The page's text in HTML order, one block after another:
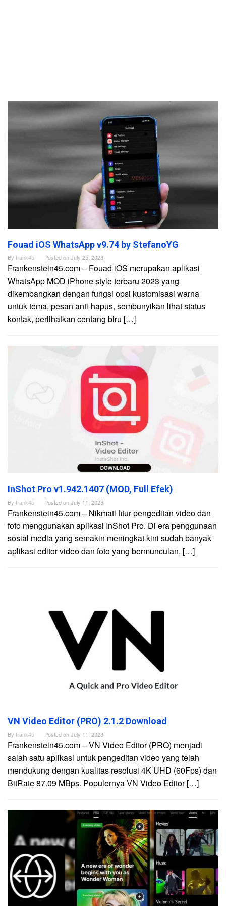
Frankenstein45.Com
Fouad iOS WhatsApp v9.74 by StefanoYG
By frank45 Posted onJuly 25, 2023
Frankenstein45.com – Fouad iOS merupakan aplikasi
WhatsApp MOD iPhone style terbaru 2023 yang
dikembangkan dengan fungsi opsi kustomisasi warna
untuk tema, pesan anti-hapus, sembunyikan lihat status
kontak, perlihatkan centang biru […]
InShot Pro v1.942.1407 (MOD, Full Efek)
By frank45 Posted onJuly 11, 2023
Frankenstein45.com – Nikmati fitur pengeditan video dan
foto menggunakan aplikasi InShot Pro. Di era penggunaan
sosial media yang semakin meningkat kini sudah banyak
aplikasi editor video dan foto yang bermunculan, […]
VN Video Editor (PRO) 2.1.2 Download
By frank45 Posted onJuly 11, 2023
Frankenstein45.com – VN Video Editor (PRO) menjadi
salah satu aplikasi untuk pengeditan video yang telah
mendukung dengan kualitas resolusi 4K UHD (60Fps) dan
BitRate 87.09 MBps. Populernya VN Video Editor […]